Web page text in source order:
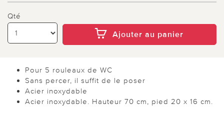
Qté
Ajouter au panier
Pour 5 rouleaux de WC
Sans percer, il suffit de le poser
Acier inoxydable
Acier inoxydable. Hauteur 70 cm, pied 20 x 16 cm.